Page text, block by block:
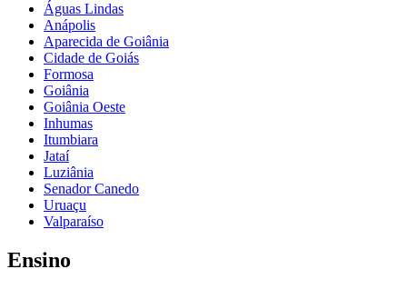
Águas Lindas
Anápolis
Aparecida de Goiânia
Cidade de Goiás
Formosa
Goiânia
Goiânia Oeste
Inhumas
Itumbiara
Jataí
Luziânia
Senador Canedo
Uruaçu
Valparaíso
Ensino